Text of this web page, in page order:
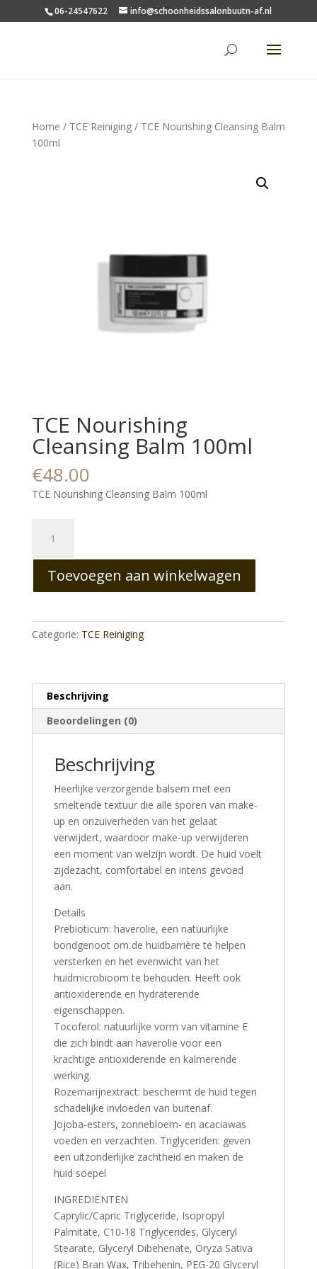
06-24547622 info@schoonheidssalonbuutn-af.nl
Home / TCE Reiniging/ TCE Nourishing Cleansing Balm
100ml
TCE Nourishing
Cleansing Balm 100ml
€48.00
TCE Nourishing Cleansing Balm 100ml
Nourishing
Cleansing
Balm
100ml
Toevoegen aan winkelwagen
Categorie: TCE Reiniging
Beschrijving
Beoordelingen (0)
Beschrijving
Heerlijke verzorgende balsem met een
smeltende textuur die alle sporen van make-
up en onzuiverheden van het gelaat
verwijdert, waardoor make-up verwijderen
een moment van welzijn wordt. De huid voelt
zijdezacht, comfortabel en intens gevoed
aan.
Details
Prebioticum: haverolie, een natuurlijke
bondgenoot om de huidbarrière te helpen
versterken en het evenwicht van het
huidmicrobioom te behouden. Heeft ook
antioxiderende en hydraterende
eigenschappen.
Tocoferol: natuurlijke vorm van vitamine E
die zich bindt aan haverolie voor een
krachtige antioxiderende en kalmerende
werking.
Rozemarijnextract: beschermt de huid tegen
schadelijke invloeden van buitenaf.
Jojoba-esters, zonnebloem- en acaciawas
voeden en verzachten. Triglyceriden: geven
een uitzonderlijke zachtheid en maken de
huid soepel
INGREDIËNTEN
Caprylic/Capric Triglyceride, Isopropyl
Palmitate, C10-18 Triglycerides, Glyceryl
Stearate, Glyceryl Dibehenate, Oryza Sativa
(Rice) Bran Wax, Tribehenin, PEG-20 Glyceryl